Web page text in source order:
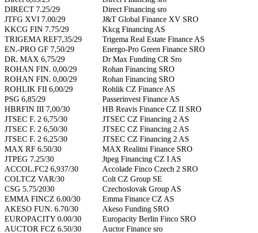
DIRECT 7.25/29
Direct Financing sro
JTFG XVI 7.00/29
J&T Global Finance XV SRO
KKCG FIN 7.75/29
Kkcg Financing AS
TRIGEMA REF7,35/29
Trigema Real Estate Finance AS
EN.-PRO GF 7,50/29
Energo-Pro Green Finance SRO
DR. MAX 6,75/29
Dr Max Funding CR Sro
ROHAN FIN. 0,00/29
Rohan Financing SRO
ROHAN FIN. 0,00/29
Rohan Financing SRO
ROHLIK FII 6,00/29
Rohlik CZ Finance AS
PSG 6,85/29
Passerinvest Finance AS
HBRFIN III 7,00/30
HB Reavis Finance CZ II SRO
JTSEC F. 2 6,75/30
JTSEC CZ Financing 2 AS
JTSEC F. 2 6,50/30
JTSEC CZ Financing 2 AS
JTSEC F. 2 6,25/30
JTSEC CZ Financing 2 AS
MAX RF 6.50/30
MAX Realitni Finance SRO
JTPEG 7.25/30
Jtpeg Financing CZ I AS
ACCOL.FC2 6,937/30
Accolade Finco Czech 2 SRO
COLTCZ VAR/30
Colt CZ Group SE
CSG 5.75/2030
Czechoslovak Group AS
EMMA FINCZ 6.00/30
Emma Finance CZ AS
AKESO FUN. 6.70/30
Akeso Funding SRO
EUROPACITY 0.00/30
Europacity Berlin Finco SRO
AUCTOR FCZ 6.50/30
Auctor Finance sro